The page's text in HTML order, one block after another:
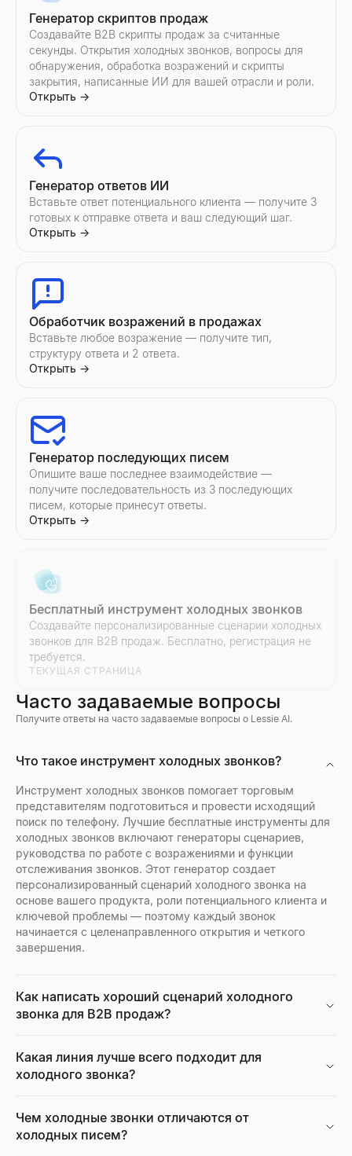
Генератор скриптов продаж
Создавайте B2B скрипты продаж за считанные
секунды. Открытия холодных звонков, вопросы для
обнаружения, обработка возражений и скрипты
закрытия, написанные ИИ для вашей отрасли и роли.
Открыть →
Генератор ответов ИИ
Вставьте ответ потенциального клиента — получите 3
готовых к отправке ответа и ваш следующий шаг.
Открыть →
Обработчик возражений в продажах
Вставьте любое возражение — получите тип,
структуру ответа и 2 ответа.
Открыть →
Генератор последующих писем
Опишите ваше последнее взаимодействие —
получите последовательность из 3 последующих
писем, которые принесут ответы.
Открыть →
Бесплатный инструмент холодных звонков
Создавайте персонализированные сценарии холодных
звонков для B2B продаж. Бесплатно, регистрация не
требуется.
ТЕКУЩАЯ СТРАНИЦА
Найдите профиль любой компании мгновенно. Отрасль,
Поиск местоположения компании
Находите все офисы любой компании в мире. Штаб-
Открыть→
Открыть→
Расшифровщик сигналов покупки
Открыть →
Узнайте, кто сейчас нанимает — актуальная лента
Бесплатный оценщик резюме
Мгновенно оцените свое резюме с помощью нашего
Открыть→
Открыть→
Генератор резюме
Открыть →
Предпросмотр аватаров, баннеров, имён пользователей
Просмотр профилей Facebook
Введите имя, имя пользователя или URL-адрес профиля
Открыть→
Открыть→
Калькулятор CPM
Открыть →
Часто задаваемые вопросы
Получите ответы на часто задаваемые вопросы о Lessie AI.
Что такое инструмент холодных звонков?
Инструмент холодных звонков помогает торговым
представителям подготовиться и провести исходящий
поиск по телефону. Лучшие бесплатные инструменты для
холодных звонков включают генераторы сценариев,
руководства по работе с возражениями и функции
отслеживания звонков. Этот генератор создает
персонализированный сценарий холодного звонка на
основе вашего продукта, роли потенциального клиента и
ключевой проблемы — поэтому каждый звонок
начинается с целенаправленного открытия и четкого
завершения.
Как написать хороший сценарий холодного
звонка для B2B продаж?
Какая линия лучше всего подходит для
холодного звонка?
Чем холодные звонки отличаются от
холодных писем?